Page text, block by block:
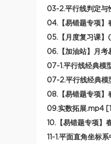
03-2.平行线判定与
04.【易错题专项】
05.【月度复习课】
06.【加油站】月考
07-1.平行线经典模
07-2.平行线经典模
08.【易错题专项】
09.实数拓展.mp4
10.【易错题专项】
11-1.平面直角坐标